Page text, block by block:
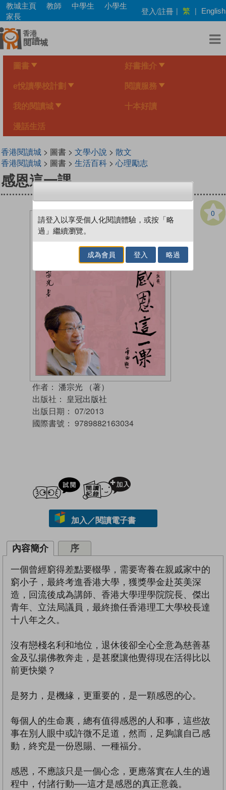
Skip
main
content
教城主頁 教師 中學生
小學生
家長
登入/註冊 | 繁 | English
圖書 好書推介
e悅讀學校計劃 閱讀服務
我的閱讀城 十本好讀
漫話生活
香港閱讀城> 圖書 > 文學小說 > 散文
香港閱讀城> 圖書 > 生活百科> 心理勵志
感恩這一課
0
作者： 潘宗光 （著）
出版社： 皇冠出版社
出版日期： 07/2013
國際書號： 9789882163034
試閲
加入／閱讀電子書
內容簡介 序
一個曾經窮得差點要輟學，需要寄養在親戚家中的
窮小子，最終考進香港大學，獲獎學金赴英美深
造，回流後成為講師、香港大學理學院院長、傑出
青年、立法局議員，最終擔任香港理工大學校長達
十八年之久。
沒有戀棧名利和地位，退休後卻全心全意為慈善基
金及弘揚佛教奔走，是甚麼讓他覺得現在活得比以
前更快樂？
是努力，是機緣，更重要的，是一顆感恩的心。
每個人的生命裏，總有值得感恩的人和事，這些故
事在別人眼中或許微不足道，然而，足夠讓自己感
動，終究是一份恩賜、一種福分。
感恩，不應該只是一個心念，更應落實在人生的過
程中，付諸行動──這才是感恩的真正意義。
請登入以享受個人化閱讀體驗，或按「略
過」繼續瀏覽。
成為會員 登入 略過